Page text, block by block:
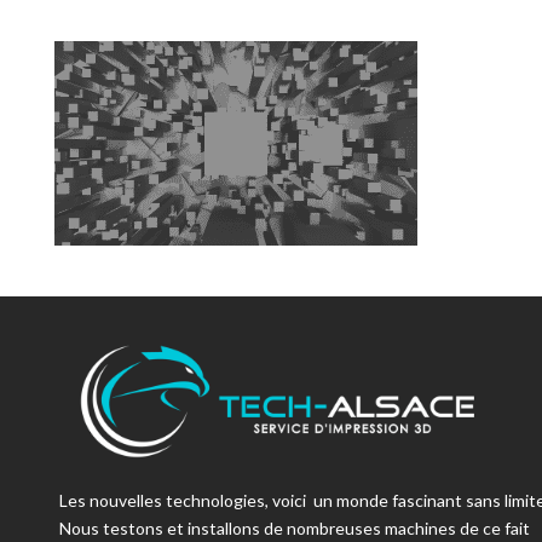
Les nouvelles technologies, voici un monde fascinant sans
Nous testons et installons de nombreuses machines de ce fait